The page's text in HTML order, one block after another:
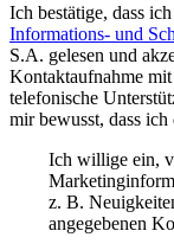
Ich bestätige, dass
Informations- und
S.A. gelesen und
Kontaktaufnahme
telefonische
mir bewusst, dass
Ich willige ein,
z. B.
angegebenen